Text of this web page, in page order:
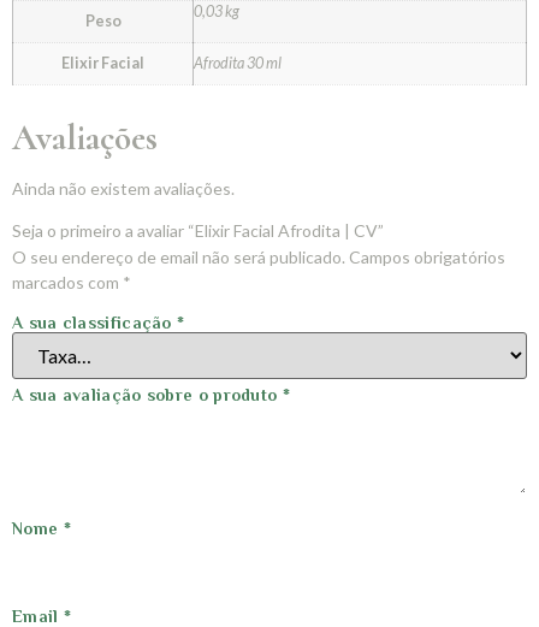
Peso
0,03 kg
Elixir Facial Afrodita 30 ml
Avaliações
Ainda não existem avaliações.
Seja o primeiro a avaliar “Elixir Facial Afrodita | CV”
O seu endereço de email não será publicado. Campos obrigatórios
marcados com *
A sua classificação*
A sua avaliação sobre o produto *
Nome *
Email *